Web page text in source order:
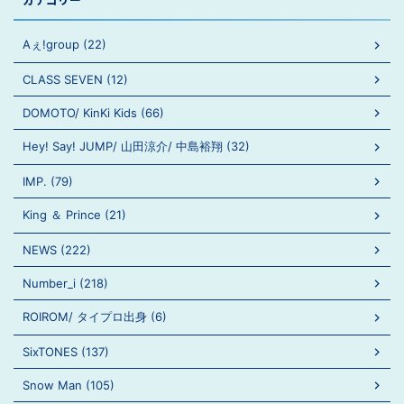
Aぇ!group (22)
CLASS SEVEN (12)
DOMOTO/ KinKi Kids (66)
Hey! Say! JUMP/ 山田涼介/ 中島裕翔 (32)
IMP. (79)
King ＆ Prince (21)
NEWS (222)
Number_i (218)
ROIROM/ タイプロ出身 (6)
SixTONES (137)
Snow Man (105)